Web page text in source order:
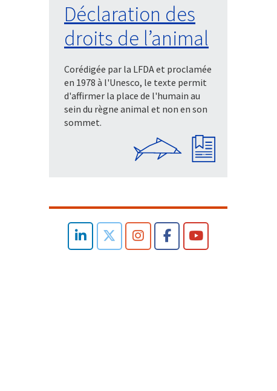
Déclaration des
droits de l’animal
Corédigée par la LFDA et proclamée
en 1978 à l'Unesco, le texte permit
d'affirmer la place de l'humain au
sein du règne animal et non en son
sommet.